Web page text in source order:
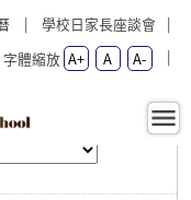
學校日家長座談會
字體縮放 A+ A A-
級